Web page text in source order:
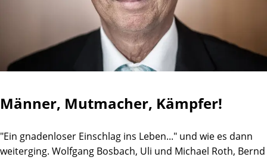
Männer, Mutmacher, Kämpfer!
"Ein gnadenloser Einschlag ins Leben..." und wie es dann
weiterging. Wolfgang Bosbach, Uli und Michael Roth, Bernd